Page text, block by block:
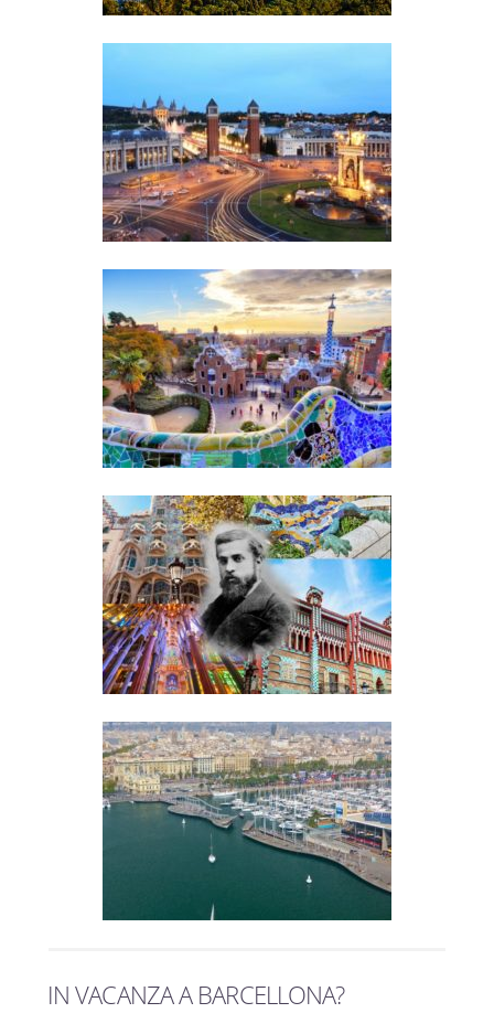
COSA VEDERE A BARCELLONA IN
3 GIORNI
28 Leggi
COSA VEDERE A BARCELLONA IN
4 GIORNI
8 Leggi
GAUDÍ A BARCELLONA: COSA
VEDERE
1 Leggi
IN VACANZA A BARCELLONA?